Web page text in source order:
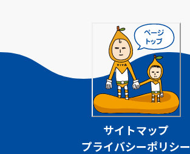
サイトマップ
プライバシーポリシー